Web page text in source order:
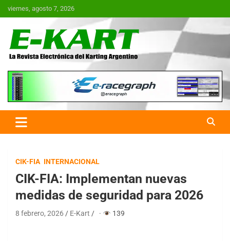
Saltar
al
viernes, agosto 7, 2026
E-Kart.com.ar | La Revista
Electrónica del Karting en
Argentina
CIK-FIA INTERNACIONAL
CIK-FIA: Implementan nuevas
medidas de seguridad para 2026
8 febrero, 2026 E-Kart · 139